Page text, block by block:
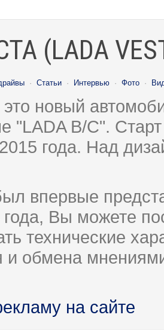
(LADA
· Статьи · Интервью · Фото ·
новый
"LADA B/C".
года. Над
впервые
года, Вы можете
технические
обмена
на сайте